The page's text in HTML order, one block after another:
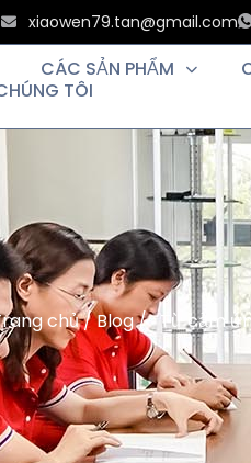
xiaowen79.tan@gmail.com
CÁC SẢN PHẨM
TÔI
chủ/Blog/ Từ cảm